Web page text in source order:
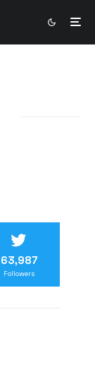
63,987
Followers